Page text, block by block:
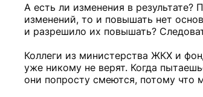
А есть ли изменения в результате?
изменений, то и повышать нет
и разрешило их повышать?
Коллеги из министерства ЖКХ и
уже никому не верят. Когда
они попросту смеются, потому что